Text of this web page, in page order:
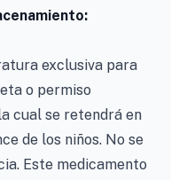
exclusiva para
o permiso
cual se retendrá en
de los niños. No se
Este medicamento